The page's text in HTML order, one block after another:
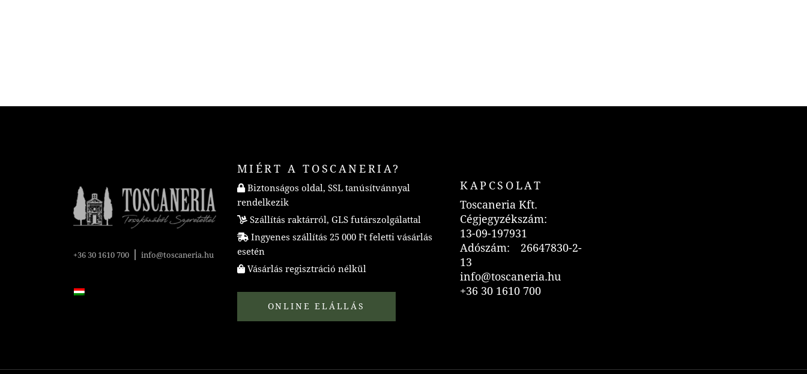
+36 30 1610 700 | info@toscaneria.hu
MIÉRT A TOSCANERIA?
Biztonságos oldal, SSL tanúsítvánnyal
rendelkezik
Szállítás raktárról, GLS futárszolgálattal
Ingyenes szállítás 25 000 Ft feletti vásárlás
esetén
Vásárlás regisztráció nélkül
ONLINE ELÁLLÁS
KAPCSOLAT
Toscaneria Kft.
Cégjegyzékszám:
13-09-197931
Adószám: 26647830-2-
13
info@toscaneria.hu
+36 30 1610 700